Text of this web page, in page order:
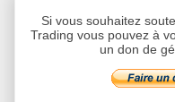
Si vous souhaitez
Trading vous pouvez à
un don de